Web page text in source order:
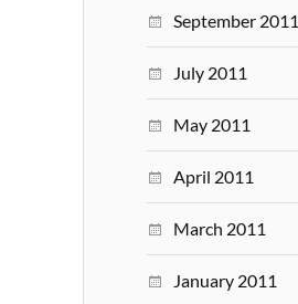
September 2011
July 2011
May 2011
April 2011
March 2011
January 2011